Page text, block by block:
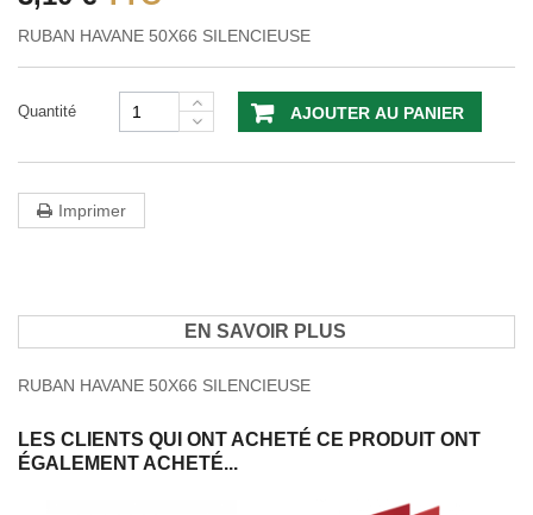
RUBAN HAVANE 50X66 SILENCIEUSE
Quantité AJOUTER AU PANIER
Imprimer
EN SAVOIR PLUS
RUBAN HAVANE 50X66 SILENCIEUSE
LES CLIENTS QUI ONT ACHETÉ CE PRODUIT ONT
ÉGALEMENT ACHETÉ...